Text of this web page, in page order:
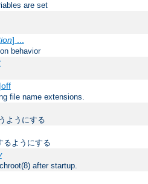
are set
] ...
behavior
file name extensions.
ようにする
るようにする
after startup.